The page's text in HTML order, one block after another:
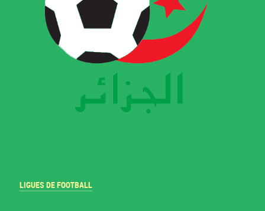
LIGUES DE FOOTBALL